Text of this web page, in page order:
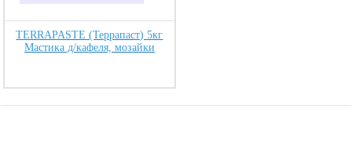
TERRAPASTE (Террапаст) 5кг
Мастика д/кафеля, мозайки